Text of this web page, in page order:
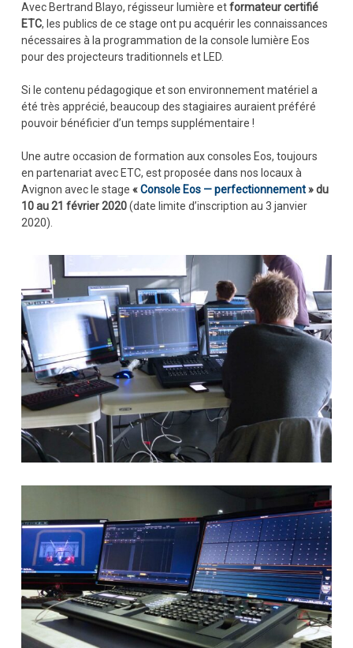
Avec Bertrand Blayo, régisseur lumière etformateur certifié
ETC, les publics de ce stage ont pu acquérir les connaissances
nécessaires à la programmation de la console lumière Eos
pour des projecteurs traditionnels et LED.
Si le contenu pédagogique et son environnement matériel a
été très apprécié, beaucoup des stagiaires auraient préféré
pouvoir bénéficier d’un temps supplémentaire !
Une autre occasion de formation aux consoles Eos, toujours
en partenariat avec ETC, est proposée dans nos locaux à
Avignon avec le stage «Console Eos — perfectionnement» du
10 au 21 février 2020(date limite d’inscription au 3 janvier
2020).